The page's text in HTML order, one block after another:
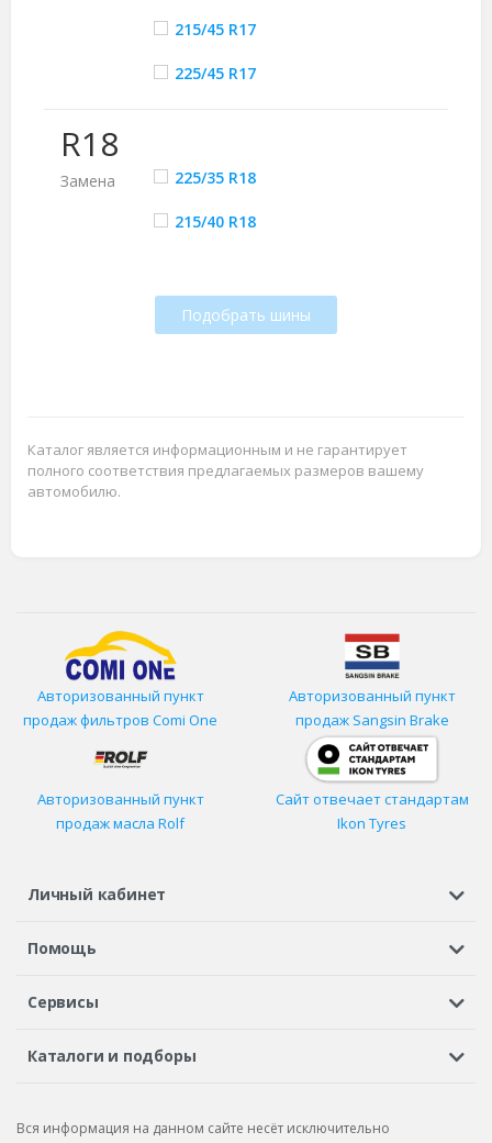
215/45 R17
225/45 R17
R18
Замена 225/35 R18
215/40 R18
Подобрать шины
Каталог является информационным и не гарантирует
полного соответствия предлагаемых размеров вашему
автомобилю.
Авторизованный пункт
продаж фильтров Comi One
Авторизованный пункт
продаж Sangsin Brake
Авторизованный пункт
продаж масла Rolf
Сайт отвечает стандартам
Ikon Tyres
Личный кабинет
Регистрация или вход
Помощь
Шины в кредит
Сервисы
Автосервисы
Бонусная программа
Рекламации по услугам
Каталоги и подборы
Вся информация на данном сайте несёт исключительно